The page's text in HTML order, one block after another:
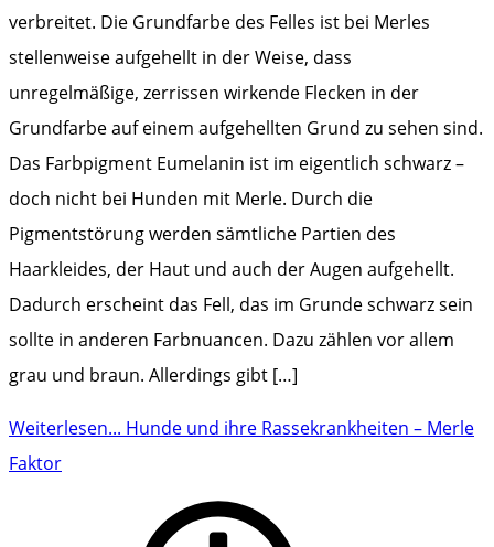
verbreitet. Die Grundfarbe des Felles ist bei Merles
stellenweise aufgehellt in der Weise, dass
unregelmäßige, zerrissen wirkende Flecken in der
Grundfarbe auf einem aufgehellten Grund zu sehen sind.
Das Farbpigment Eumelanin ist im eigentlich schwarz –
doch nicht bei Hunden mit Merle. Durch die
Pigmentstörung werden sämtliche Partien des
Haarkleides, der Haut und auch der Augen aufgehellt.
Dadurch erscheint das Fell, das im Grunde schwarz sein
sollte in anderen Farbnuancen. Dazu zählen vor allem
grau und braun. Allerdings gibt […]
Weiterlesen... Hunde und ihre Rassekrankheiten – Merle
Faktor